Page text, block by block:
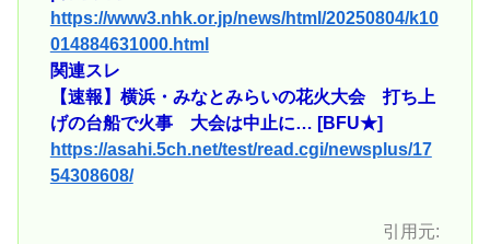
https://www3.nhk.or.jp/news/html/20250804/k10
014884631000.html
関連スレ
【速報】横浜・みなとみらいの花火大会 打ち上
げの台船で火事 大会は中止に… [BFU★]
https://asahi.5ch.net/test/read.cgi/newsplus/17
54308608/
引用元: